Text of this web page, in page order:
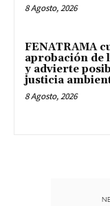
8 Agosto, 2026
FENATRAMA
aprobación de
y advierte
justicia
8 Agosto, 2026